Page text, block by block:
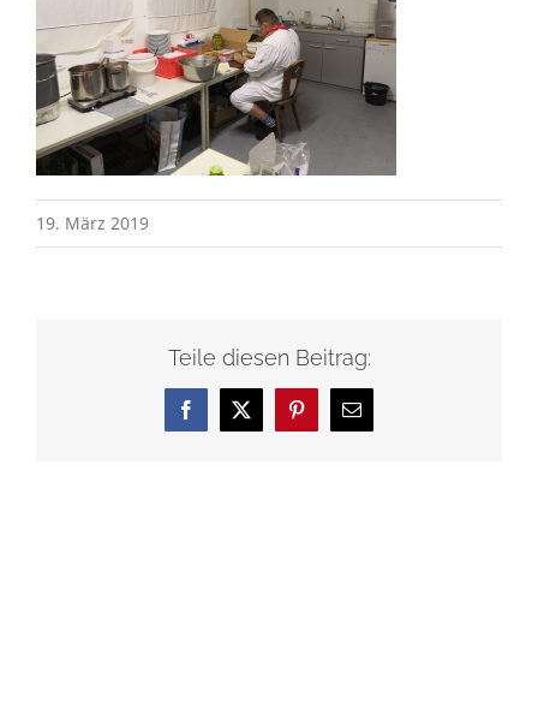
19. März 2019
Teile diesen Beitrag:
Facebook
X Pinterest
E-
Mail